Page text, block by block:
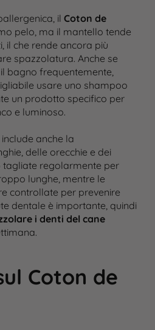
il Coton de
pelo, ma il mantello tende
il che rende ancora più
spazzolatura. Anche se
bagno frequentemente,
usare uno shampoo
un prodotto specifico per
e luminoso.
anche la
delle orecchie e dei
tagliate regolarmente per
lunghe, mentre le
controllate per prevenire
dentale è importante, quindi
i denti del cane
Coton de